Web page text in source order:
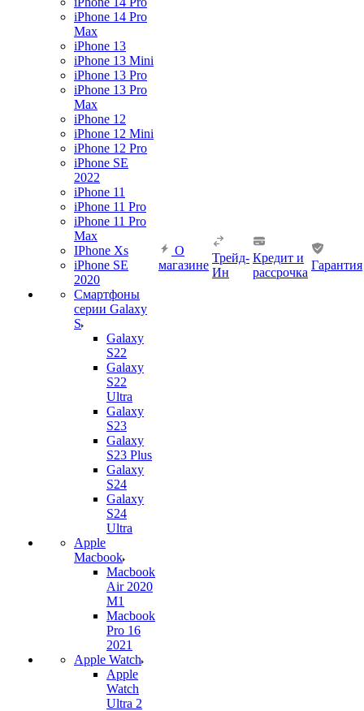
iPhone 14 Pro
Max
iPhone 13
iPhone 13 Mini
iPhone 13 Pro
iPhone 13 Pro
Max
iPhone 12
iPhone 12 Mini
iPhone 12 Pro
iPhone SE
2022
iPhone 11
iPhone 11 Pro
iPhone 11 Pro
Max
IPhone Xs
iPhone SE
2020
Смартфоны
серии Galaxy
S
Galaxy
S22
Galaxy
S22
Ultra
Galaxy
S23
Galaxy
S23 Plus
Galaxy
S24
Galaxy
S24
Ultra
Apple
Macbook
Macbook
Air 2020
M1
Macbook
Pro 16
2021
Apple Watch
Apple
Watch
Ultra 2
О
магазине
Трейд-
Ин
Кредит и
рассрочка
Гарантия